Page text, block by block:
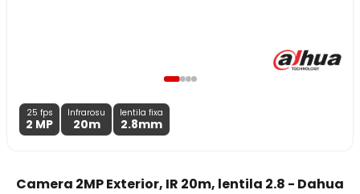
25 fps
2 MP
Infrarosu
20m
lentila fixa
2.8mm
Camera 2MP Exterior, IR 20m, lentila 2.8 - Dahua